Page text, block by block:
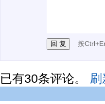
按
已有30条评论。